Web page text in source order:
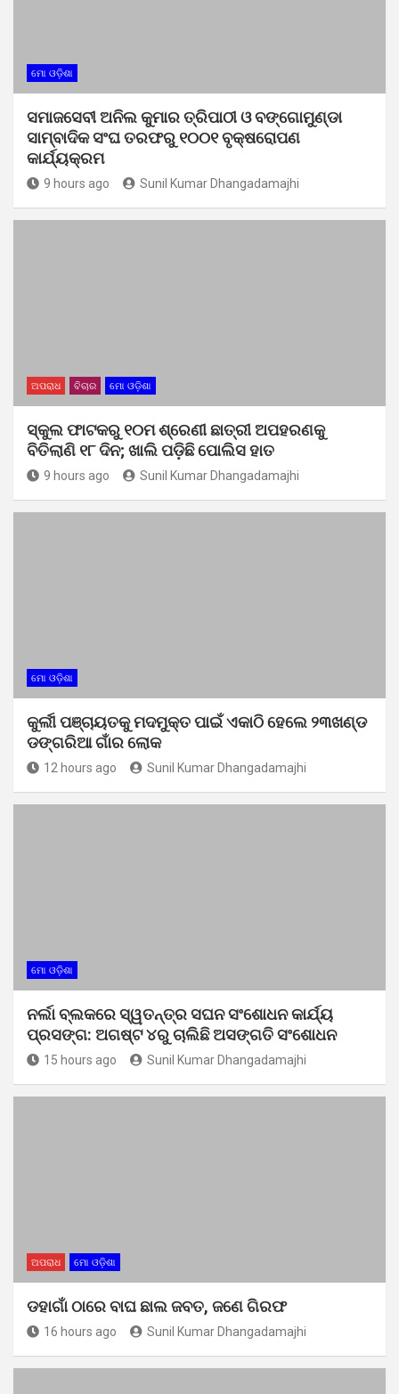
ମୋ ଓଡ଼ିଶା
ସମାଜସେବୀ ଅନିଲ କୁମାର ତ୍ରିପାଠୀ ଓ ବଙ୍ଗୋମୁଣ୍ଡା
ସାମ୍ବାଦିକ ସଂଘ ତରଫରୁ ୧୦୦୧ ବୃକ୍ଷରୋପଣ
କାର୍ଯ୍ୟକ୍ରମ
9 hours ago Sunil Kumar Dhangadamajhi
ଅପରାଧ ବିଚାର ମୋ ଓଡ଼ିଶା
ସ୍କୁଲ ଫାଟକରୁ ୧୦ମ ଶ୍ରେଣୀ ଛାତ୍ରୀ ଅପହରଣକୁ
ବିତିଲାଣି ୧୮ ଦିନ; ଖାଲି ପଡ଼ିଛି ପୋଲିସ ହାତ
9 hours ago Sunil Kumar Dhangadamajhi
ମୋ ଓଡ଼ିଶା
କୁର୍ଲୀ ପଞ୍ଚାୟତକୁ ମଦମୁକ୍ତ ପାଇଁ ଏକାଠି ହେଲେ ୨୩ଖଣ୍ଡ
ଡଙ୍ଗରିଆ ଗାଁର ଲୋକ
12 hours ago Sunil Kumar Dhangadamajhi
ମୋ ଓଡ଼ିଶା
ନର୍ଲା ବ୍ଲକରେ ସ୍ୱତନ୍ତ୍ର ସଘନ ସଂଶୋଧନ କାର୍ଯ୍ୟ
ପ୍ରସଙ୍ଗ: ଅଗଷ୍ଟ ୪ରୁ ଚାଲିଛି ଅସଙ୍ଗତି ସଂଶୋଧନ
15 hours ago Sunil Kumar Dhangadamajhi
ଅପରାଧ ମୋ ଓଡ଼ିଶା
ଡହାଗାଁ ଠାରେ ବାଘ ଛାଲ ଜବତ, ଜଣେ ଗିରଫ
16 hours ago Sunil Kumar Dhangadamajhi